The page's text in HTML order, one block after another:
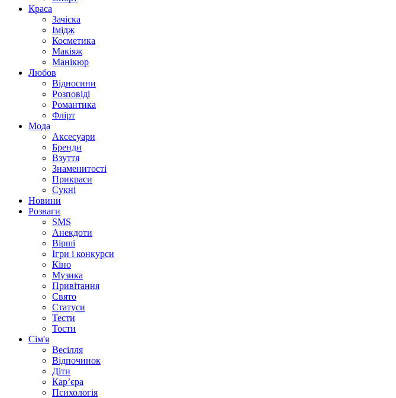
Краса
Зачіска
Імідж
Косметика
Макіяж
Манікюр
Любов
Відносини
Розповіді
Романтика
Флірт
Мода
Аксесуари
Бренди
Взуття
Знаменитості
Прикраси
Сукні
Новини
Розваги
SMS
Анекдоти
Вірші
Ігри і конкурси
Кіно
Музика
Привітання
Свято
Статуси
Тести
Тости
Сім'я
Весілля
Відпочинок
Діти
Кар’єра
Психологія